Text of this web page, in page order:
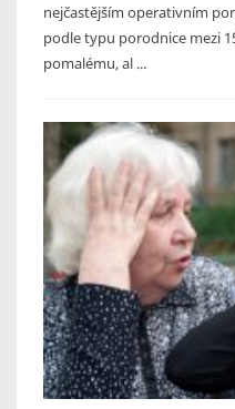
nejčastějším operativním
podle typu porodnice mezi
pomalému, al ...